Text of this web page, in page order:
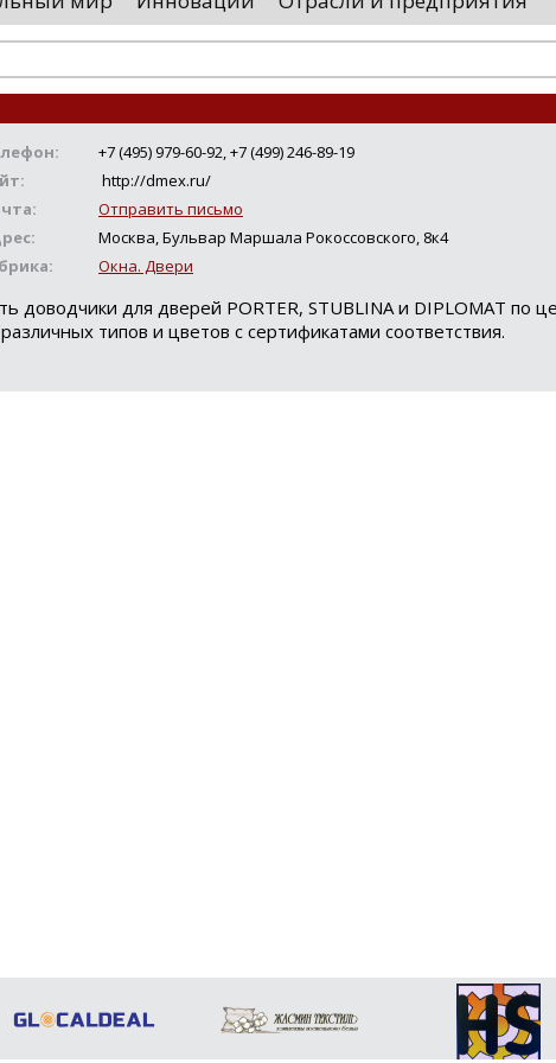
проводятся необходимые проверки, после
чего спутники начнут...
«Уральские
+7 (495) 979-60-92, +7 (499) 246-89-19
http://dmex.ru/
Отправить письмо
Москва, Бульвар Маршала Рокоссовского, 8к4
Окна. Двери
доводчики для дверей PORTER, STUBLINA и DIPLOMAT по
типов и цветов с сертификатами соответствия.